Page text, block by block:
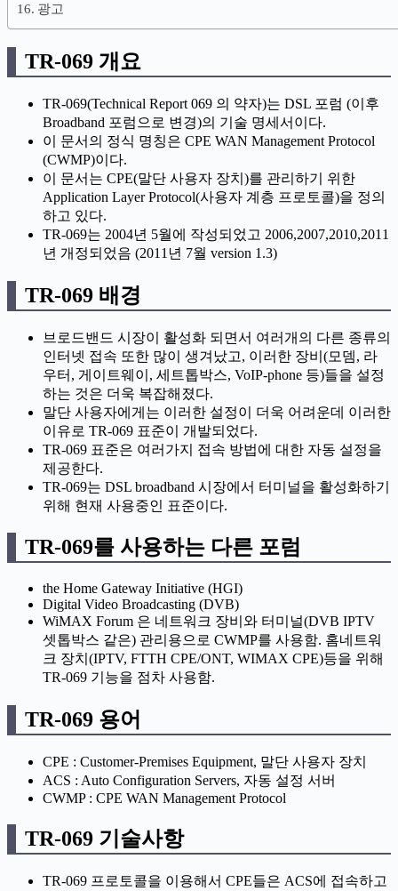
광고
TR-069 개요
TR-069(Technical Report 069 의 약자)는 DSL 포럼 (이후
Broadband 포럼으로 변경)의 기술 명세서이다.
이 문서의 정식 명칭은 CPE WAN Management Protocol
(CWMP)이다.
이 문서는 CPE(말단 사용자 장치)를 관리하기 위한
Application Layer Protocol(사용자 계층 프로토콜)을 정의
하고 있다.
TR-069는 2004년 5월에 작성되었고 2006,2007,2010,2011
년 개정되었음 (2011년 7월 version 1.3)
TR-069 배경
브로드밴드 시장이 활성화 되면서 여러개의 다른 종류의
인터넷 접속 또한 많이 생겨났고, 이러한 장비(모뎀, 라
우터, 게이트웨이, 세트톱박스, VoIP-phone 등)들을 설정
하는 것은 더욱 복잡해졌다.
말단 사용자에게는 이러한 설정이 더욱 어려운데 이러한
이유로 TR-069 표준이 개발되었다.
TR-069 표준은 여러가지 접속 방법에 대한 자동 설정을
제공한다.
TR-069는 DSL broadband 시장에서 터미널을 활성화하기
위해 현재 사용중인 표준이다.
TR-069를 사용하는 다른 포럼
the Home Gateway Initiative (HGI)
Digital Video Broadcasting (DVB)
WiMAX Forum 은 네트워크 장비와 터미널(DVB IPTV
셋톱박스 같은) 관리용으로 CWMP를 사용함. 홈네트워
크 장치(IPTV, FTTH CPE/ONT, WIMAX CPE)등을 위해
TR-069 기능을 점차 사용함.
TR-069 용어
CPE : Customer-Premises Equipment, 말단 사용자 장치
ACS : Auto Configuration Servers, 자동 설정 서버
CWMP : CPE WAN Management Protocol
TR-069 기술사항
TR-069 프로토콜을 이용해서 CPE들은 ACS에 접속하고